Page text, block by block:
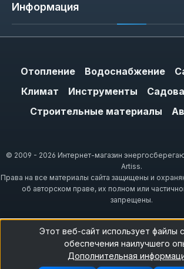
Информация
Отопление Водоснабжение
Климат
Инструменты
Строительные материалы
© 2009 - 2026 Интернет-магазин
Artiss.
Права на все материалы сайта защищены и
об авторском праве, их полном или
запрещены.
Этот веб-сайт использует файлы
обеспечения наилучшего
Дополнительная